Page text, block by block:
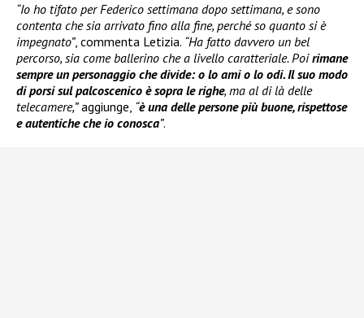
“Io ho tifato per Federico settimana dopo settimana, e sono
contenta che sia arrivato fino alla fine, perché so quanto si è
impegnato”, commenta Letizia. “Ha fatto davvero un bel
percorso, sia come ballerino che a livello caratteriale. Poirimane
sempre un personaggio che divide: o lo ami o lo odi. Il suo modo
di porsi sul palcoscenico è sopra le righe, ma al di là delle
telecamere,”aggiunge, “è una delle persone più buone, rispettose
e autentiche che io conosca”.